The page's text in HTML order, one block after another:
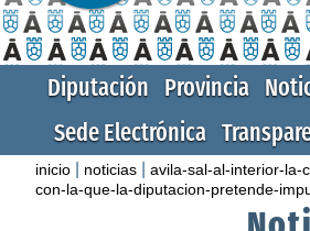
Diputación Provincia
Sede Electrónica
inicio noticias |avila-sal-al-interior-la-
con-la-que-la-diputacion-pretende-